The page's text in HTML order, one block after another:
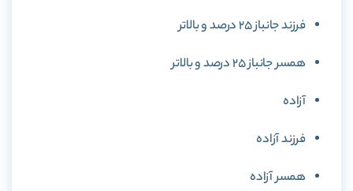
فرزند جانباز 25 درصد و بالاتر
همسر جانباز 25 درصد و بالاتر
آزاده
فرزند آزاده
همسر آزاده